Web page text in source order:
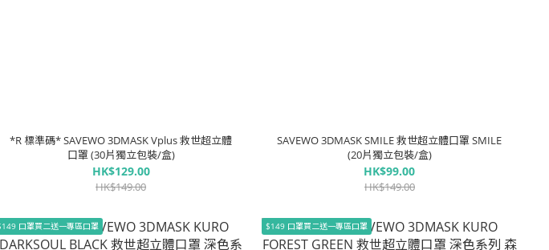
*R 標準碼* SAVEWO 3DMASK Vplus 救世超立體
口罩 (30片獨立包裝/盒)
HK$129.00
HK$149.00
SAVEWO 3DMASK SMILE 救世超立體口罩 SMILE
(20片獨立包裝/盒)
HK$99.00
HK$149.00
口罩買二送一專區口罩 $149 口罩買二送一專區口罩